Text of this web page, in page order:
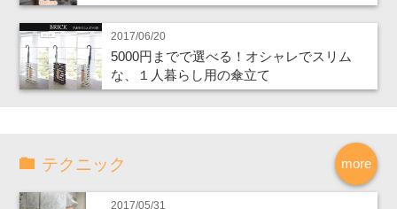
2017/06/20
5000円までで選べる！オシャレでスリム
な、１人暮らし用の傘立て
more
テクニック
2017/05/31